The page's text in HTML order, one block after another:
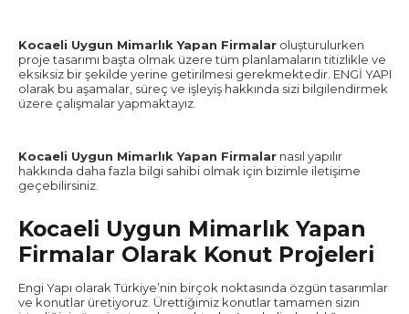
Kocaeli Uygun Mimarlık Yapan Firmalaroluşturulurken
proje tasarımı başta olmak üzere tüm planlamaların titizlikle ve
eksiksiz bir şekilde yerine getirilmesi gerekmektedir. ENGİ YAPI
olarak bu aşamalar, süreç ve işleyiş hakkında sizi bilgilendirmek
üzere çalışmalar yapmaktayız.
Kocaeli Uygun Mimarlık Yapan Firmalarnasıl yapılır
hakkında daha fazla bilgi sahibi olmak için bizimle iletişime
geçebilirsiniz.
Kocaeli Uygun Mimarlık Yapan
Firmalar Olarak Konut Projeleri
Engi Yapı olarak Türkiye’nin birçok noktasında özgün tasarımlar
ve konutlar üretiyoruz. Ürettiğimiz konutlar tamamen sizin